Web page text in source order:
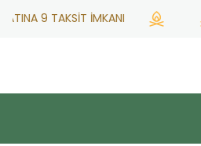
9 TAKSİT İMKANI